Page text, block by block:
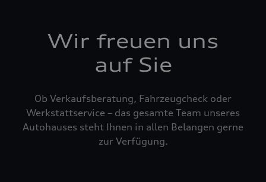
Wir freuen uns
auf Sie
Ob Verkaufsberatung, Fahrzeugcheck oder
Werkstattservice – das gesamte Team unseres
Autohauses steht Ihnen in allen Belangen gerne
zur Verfügung.